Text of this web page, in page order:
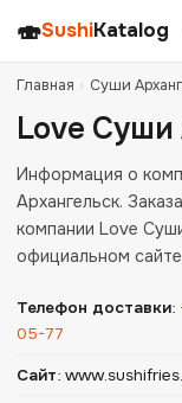
🍣SushiKatalog
Главная › Суши
Love Суши
Информация о
Архангельск.
компании Love
официальном
Телефон доставки:
05-77
Сайт: